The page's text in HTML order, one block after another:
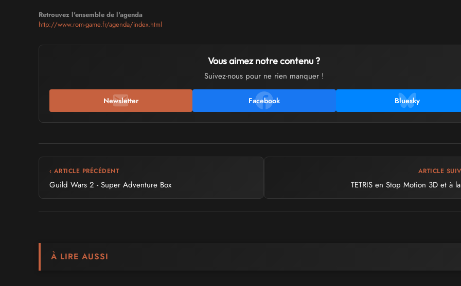
Retrouvez l'ensemble de l'agenda
http://www.rom-game.fr/agenda/index.html
Vous aimez notre contenu ?
Suivez-nous pour ne rien manquer !
Newsletter Facebook Bluesky
‹ ARTICLE PRÉCÉDENT
Guild Wars 2 - Super Adventure Box
ARTICLE
TETRIS en Stop Motion 3D et à
À LIRE AUSSI